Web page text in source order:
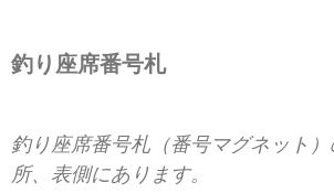
釣り座席番号札
釣り座席番号札（番号マグネット
所、表側にあります。